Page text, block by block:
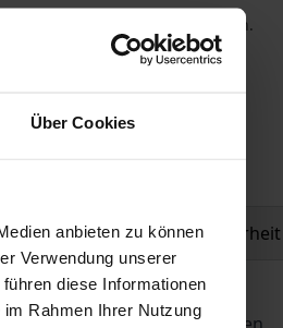
Über Cookies
anbieten zu können
Verwendung unserer
diese Informationen
Rahmen Ihrer Nutzung
die MwSt. an der Kasse variieren.
Produktsicherheit